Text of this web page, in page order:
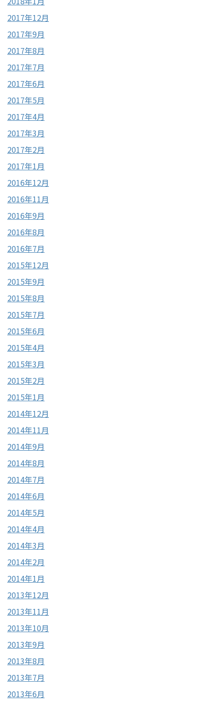
2017年12月
2017年9月
2017年8月
2017年7月
2017年6月
2017年5月
2017年4月
2017年3月
2017年2月
2017年1月
2016年12月
2016年11月
2016年9月
2016年8月
2016年7月
2015年12月
2015年9月
2015年8月
2015年7月
2015年6月
2015年4月
2015年3月
2015年2月
2015年1月
2014年12月
2014年11月
2014年9月
2014年8月
2014年7月
2014年6月
2014年5月
2014年4月
2014年3月
2014年2月
2014年1月
2013年12月
2013年11月
2013年10月
2013年9月
2013年8月
2013年7月
2013年6月